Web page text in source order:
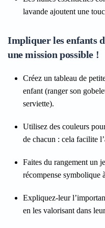
lavande ajoutent une
Impliquer les enfants
une mission possible !
Créez un tableau de
enfant (ranger son
serviette).
Utilisez des couleurs
de chacun : cela facilite
Faites du rangement un
récompense symbolique
Expliquez-leur
en les valorisant dans